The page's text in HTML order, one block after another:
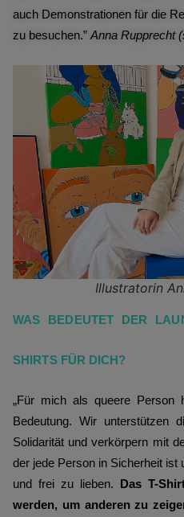
auch Demonstrationen für die
zu besuchen.” Anna Rupprecht
Illustratorin
WAS BEDEUTET DER
SHIRTS FÜR DICH?
„Für mich als queere Person
Bedeutung. Wir unterstützen
Solidarität und verkörpern mit
der jede Person in Sicherheit ist
und frei zu lieben.
Das T-
werden, um anderen zu